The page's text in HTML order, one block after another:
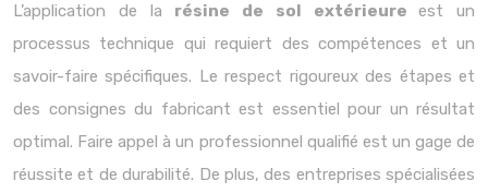
L’application de la résine de sol extérieureest un
processus technique qui requiert des compétences et un
savoir-faire spécifiques. Le respect rigoureux des étapes et
des consignes du fabricant est essentiel pour un résultat
optimal. Faire appel à un professionnel qualifié est un gage de
réussite et de durabilité. De plus, des entreprises spécialisées